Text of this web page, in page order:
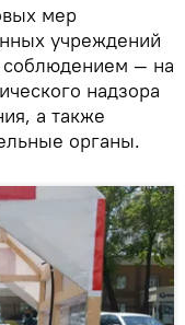
мер
учреждений
соблюдением — на
надзора
а также
органы.